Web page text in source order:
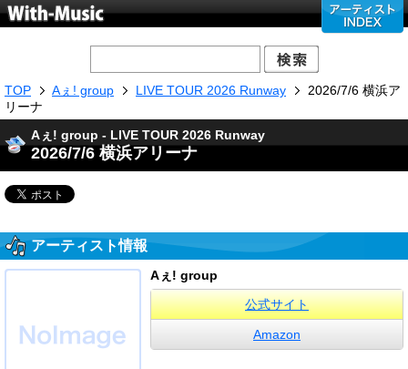
TOP Aぇ! group LIVE TOUR 2026 Runway
2026/7/6 横浜ア
リーナ
Aぇ! group - LIVE TOUR 2026 Runway
2026/7/6 横浜アリーナ
アーティスト情報
Aぇ! group
公式サイト
Amazon